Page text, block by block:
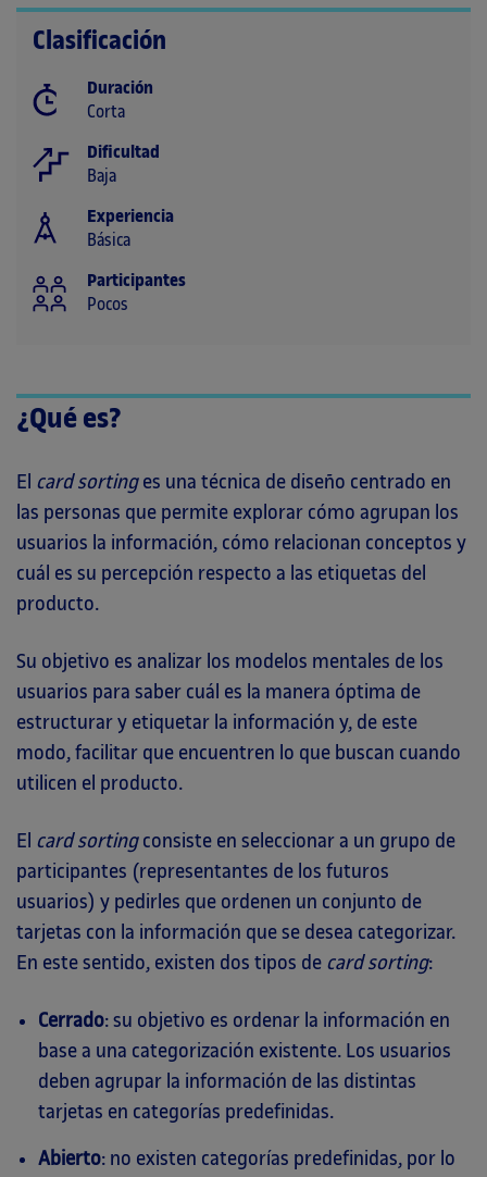
Clasificación
Duración
Corta
Dificultad
Baja
Experiencia
Básica
Participantes
Pocos
¿Qué es?
El card sortinges una técnica de diseño centrado en
las personas que permite explorar cómo agrupan los
usuarios la información, cómo relacionan conceptos y
cuál es su percepción respecto a las etiquetas del
producto.
Su objetivo es analizar los modelos mentales de los
usuarios para saber cuál es la manera óptima de
estructurar y etiquetar la información y, de este
modo, facilitar que encuentren lo que buscan cuando
utilicen el producto.
El card sortingconsiste en seleccionar a un grupo de
participantes (representantes de los futuros
usuarios) y pedirles que ordenen un conjunto de
tarjetas con la información que se desea categorizar.
En este sentido, existen dos tipos de card sorting:
Cerrado: su objetivo es ordenar la información en
base a una categorización existente. Los usuarios
deben agrupar la información de las distintas
tarjetas en categorías predefinidas.
Abierto: no existen categorías predefinidas, por lo